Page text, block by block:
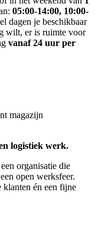
05:00-14:00, 10:00-
dagen je beschikbaar
wilt, er is ruimte voor
vanaf 24 uur per
magazijn
logistiek werk.
organisatie die
open werksfeer.
klanten én een fijne